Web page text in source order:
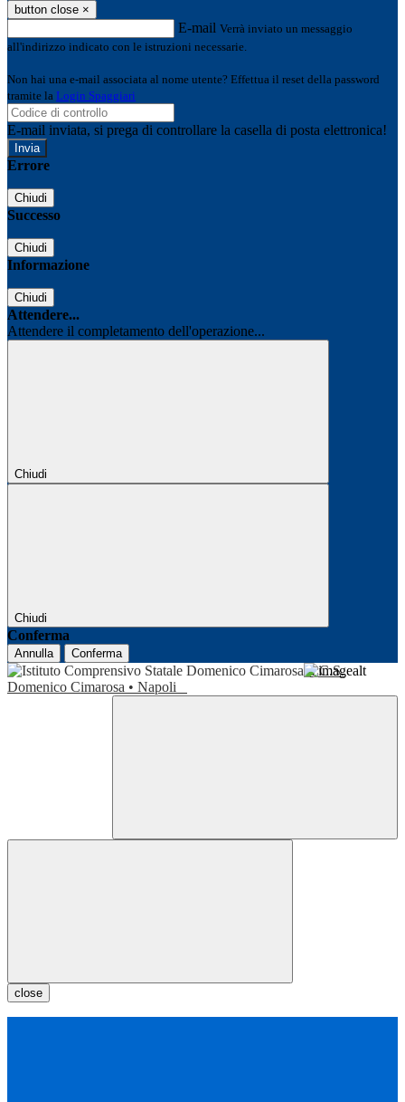
button close ×
E-mail Verrà inviato un messaggio
all'indirizzo indicato con le istruzioni necessarie.
Non hai una e-mail associata al nome utente? Effettua il reset della password
tramite la Login Spaggiari
E-mail inviata, si prega di controllare la casella di posta elettronica!
Errore
Chiudi
Successo
Chiudi
Informazione
Chiudi
Attendere...
Attendere il completamento dell'operazione...
Chiudi
Chiudi
Conferma
Annulla Conferma
I.C.S.
Domenico Cimarosa • Napoli
close